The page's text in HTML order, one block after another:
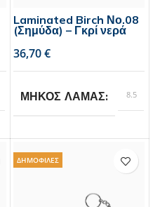
Laminated Birch Νο.08
(Σημύδα) – Γκρί νερά
€
ΜΗΚΟΣ ΛΑΜΑΣ 8.5
ΔΗΜΟΦΙΛΕΣ